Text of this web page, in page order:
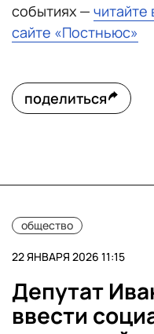
событиях —
сайте «Постньюс»
поделиться
общество
22 ЯНВАРЯ 2026 11:15
Депутат
ввести